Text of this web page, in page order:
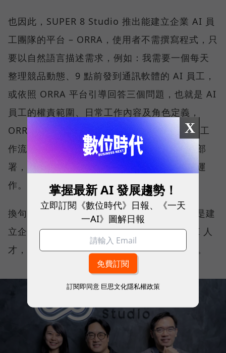
也因此，SUPER 8 Studio 推出能建立企業 AI 員
工團隊的平台 – ORRA，使用者不需撰寫程式，只
要以自然語言描述需求，例如：我需要一個每天
整理競品動態、9 點前發到通訊軟體的 AI 員工，
或依照 ORRA 平台引導回答三個問題，也就是 AI
員工的權責範圍、日常工作內容及角色定義，
ORRA 就會生成一個已經設定好角色、權限與工
作流程的 AI 員工，並於半小時內完成調校與部
署，且每位 AI 員工都能在相同的治理框架下運
作。
換句話說，ORRA 不是 Agent 開發工具，而是建
立企業 AI 團隊的平台。企業需要什麼樣的 AI 人
才，ORRA 就能快速打造符合需求的 AI 員工。
X
掌握最新 AI 發展趨勢！
立即訂閱《數位時代》日報、《一天
一AI》圖解日報
訂閱即同意 巨思文化隱私權政策